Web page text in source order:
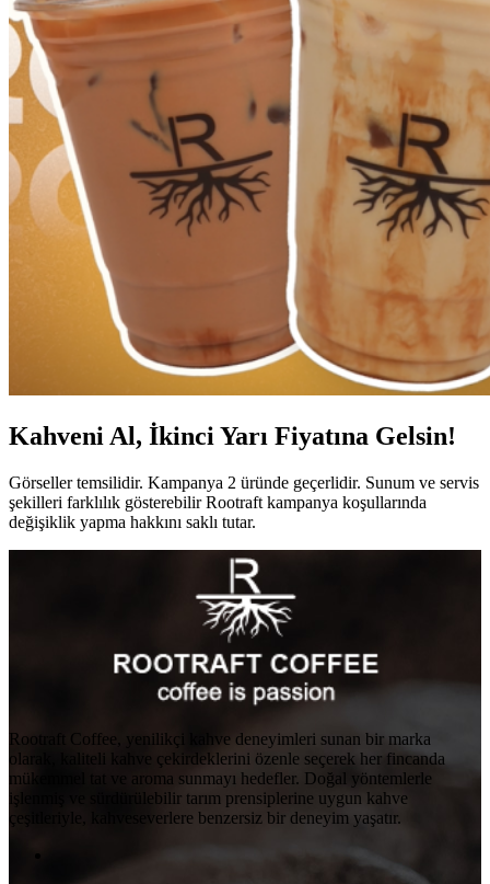
Kahveni Al, İkinci Yarı Fiyatına Gelsin!
Görseller temsilidir. Kampanya 2 üründe geçerlidir. Sunum ve servis
şekilleri farklılık gösterebilir Rootraft kampanya koşullarında
değişiklik yapma hakkını saklı tutar.
Rootraft Coffee, yenilikçi kahve deneyimleri sunan bir marka
olarak, kaliteli kahve çekirdeklerini özenle seçerek her fincanda
mükemmel tat ve aroma sunmayı hedefler. Doğal yöntemlerle
işlenmiş ve sürdürülebilir tarım prensiplerine uygun kahve
çeşitleriyle, kahveseverlere benzersiz bir deneyim yaşatır.